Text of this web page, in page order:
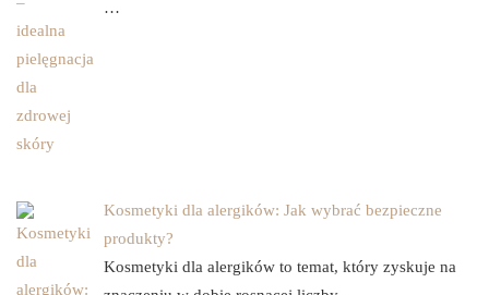
…
Kosmetyki dla alergików: Jak wybrać bezpieczne
produkty?
Kosmetyki dla alergików to temat, który zyskuje na